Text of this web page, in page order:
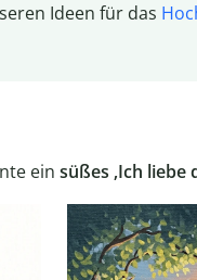
Ideen für das
ein süßes ‚Ich liebe